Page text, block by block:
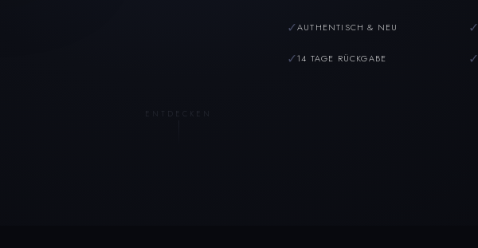
✓AUTHENTISCH & NEU ✓
✓14 TAGE RÜCKGABE ✓
ENTDECKEN